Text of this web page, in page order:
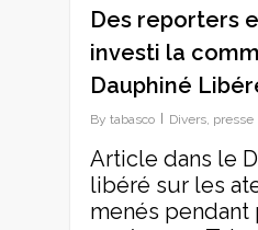
Des reporters
investi la
Dauphiné
By tabasco Divers, presse
Article dans le
libéré sur les
menés